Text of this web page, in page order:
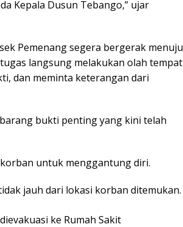
Kepala Dusun Tebango,” ujar
Pemenang segera bergerak menuju
langsung melakukan olah tempat
dan meminta keterangan dari
bukti penting yang kini telah
untuk menggantung diri.
jauh dari lokasi korban ditemukan.
ke Rumah Sakit